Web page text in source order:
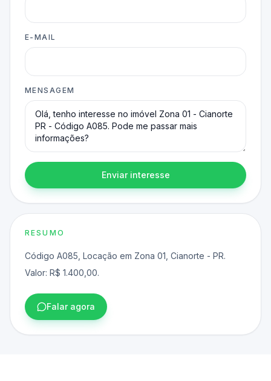
E-MAIL
MENSAGEM
Enviar interesse
RESUMO
Código A085, Locação em Zona 01, Cianorte - PR.
Valor: R$ 1.400,00.
Falar agora